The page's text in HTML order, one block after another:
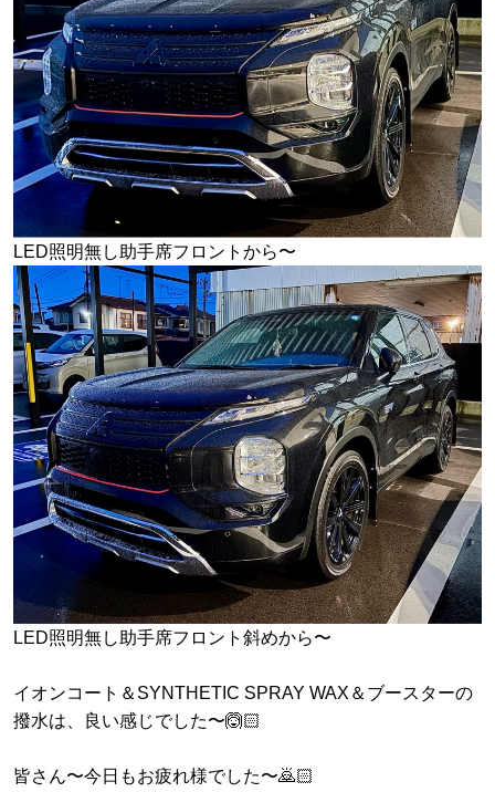
LED照明無し助手席フロントから〜
LED照明無し助手席フロント斜めから〜
イオンコート＆SYNTHETIC SPRAY WAX＆ブースターの
撥水は、良い感じでした〜🙆🏻
皆さん〜今日もお疲れ様でした〜🙇🏻